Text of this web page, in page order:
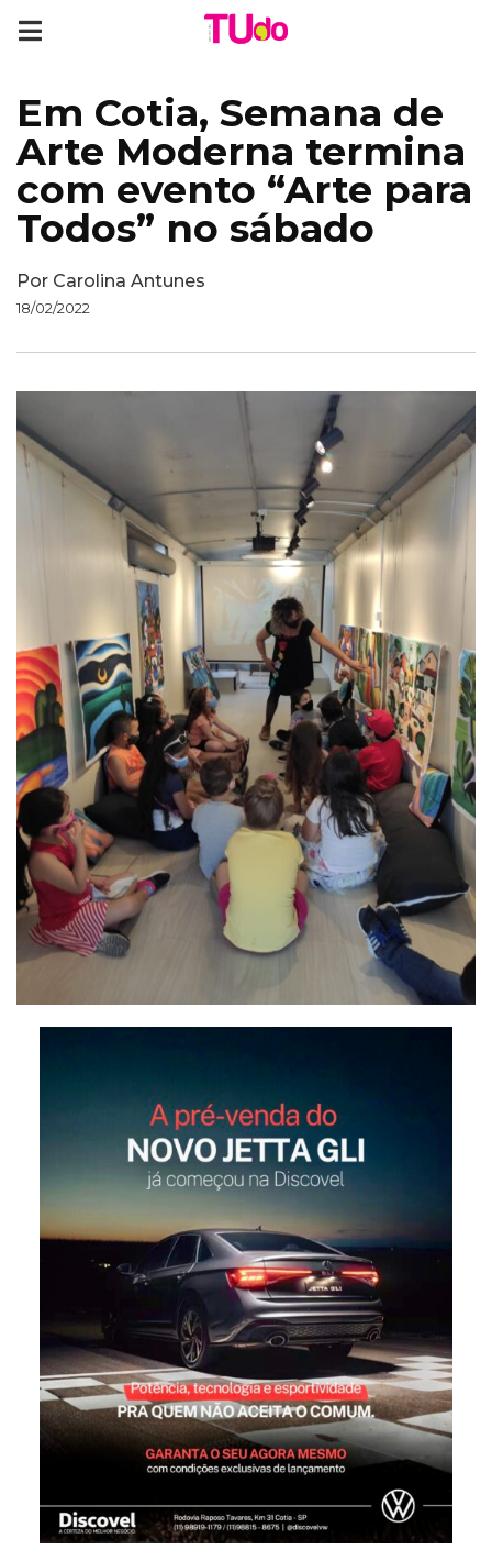
Em Cotia, Semana de
Arte Moderna termina
com evento “Arte para
Todos” no sábado
Por Carolina Antunes
18/02/2022